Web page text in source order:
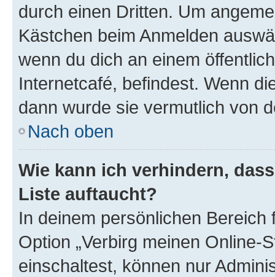
durch einen Dritten. Um
Kästchen beim Anmelden
wenn du dich an einem
Internetcafé, befindest. Wenn
dann wurde sie vermutlich von
Nach oben
Wie kann ich verhindern,
Liste auftaucht?
In deinem persönlichen
Option „Verbirg meinen Online-
einschaltest, können nur